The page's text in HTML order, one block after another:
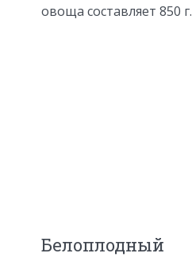
овоща составляет 850 г.
Белоплодный